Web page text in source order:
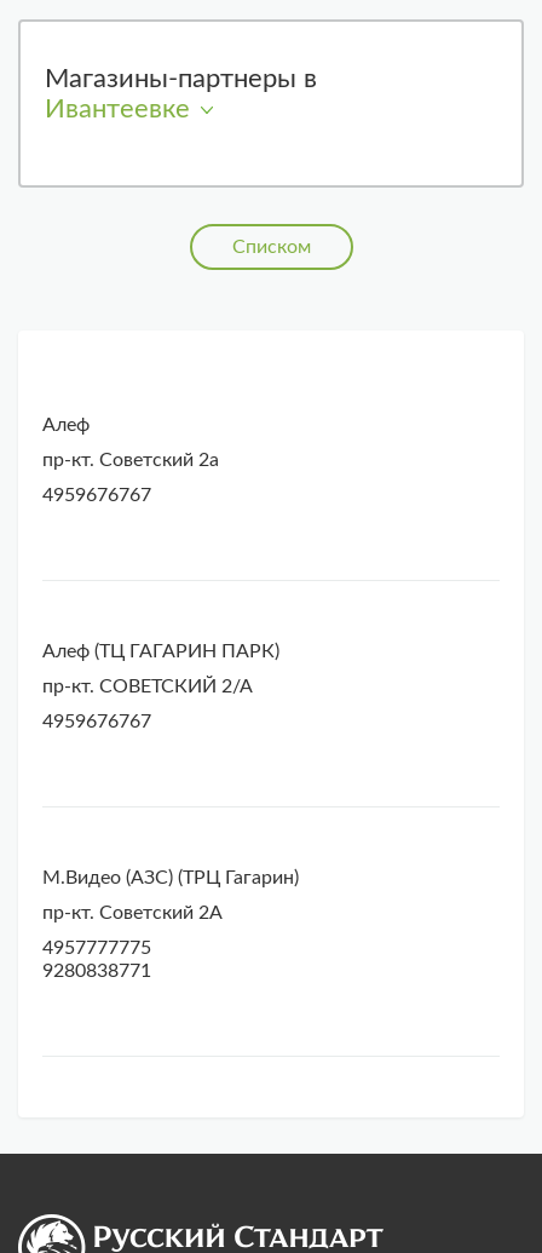
Магазины-партнеры в
Ивантеевке
Списком
Алеф
пр-кт. Советский 2а
4959676767
Алеф (ТЦ ГАГАРИН ПАРК)
пр-кт. СОВЕТСКИЙ 2/А
4959676767
М.Видео (АЗС) (ТРЦ Гагарин)
пр-кт. Советский 2А
4957777775
9280838771